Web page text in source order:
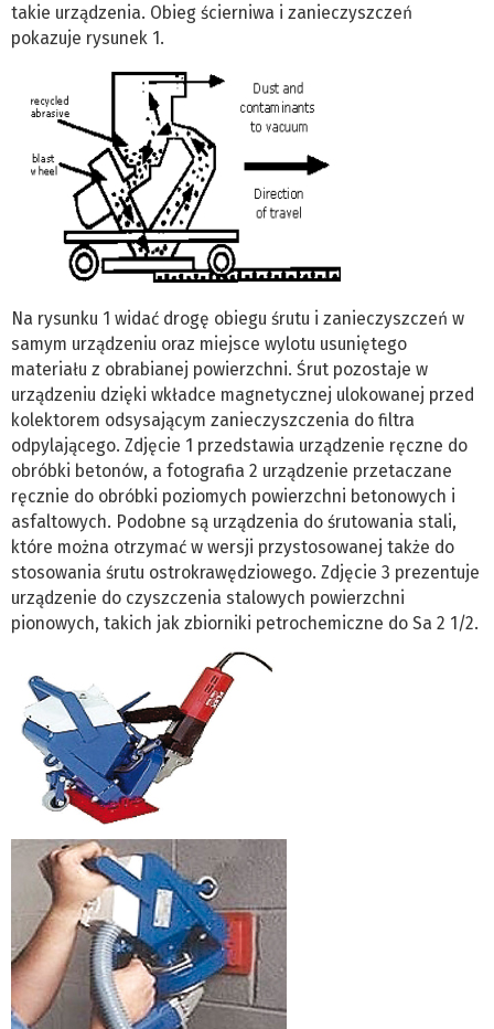
takie urządzenia. Obieg ścierniwa i zanieczyszczeń
pokazuje rysunek 1.
Na rysunku 1 widać drogę obiegu śrutu i zanieczyszczeń w
samym urządzeniu oraz miejsce wylotu usuniętego
materiału z obrabianej powierzchni. Śrut pozostaje w
urządzeniu dzięki wkładce magnetycznej ulokowanej przed
kolektorem odsysającym zanieczyszczenia do filtra
odpylającego. Zdjęcie 1 przedstawia urządzenie ręczne do
obróbki betonów, a fotografia 2 urządzenie przetaczane
ręcznie do obróbki poziomych powierzchni betonowych i
asfaltowych. Podobne są urządzenia do śrutowania stali,
które można otrzymać w wersji przystosowanej także do
stosowania śrutu ostrokrawędziowego. Zdjęcie 3 prezentuje
urządzenie do czyszczenia stalowych powierzchni
pionowych, takich jak zbiorniki petrochemiczne do Sa 2 1/2.